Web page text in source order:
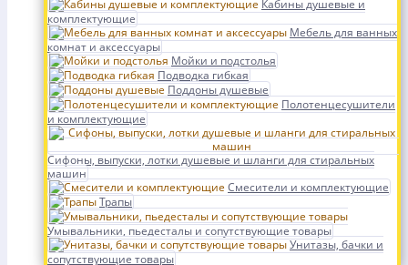
Кабины душевые и
комплектующие
Мебель для ванных
комнат и аксессуары
Мойки и подстолья
Подводка гибкая
Поддоны душевые
Полотенцесушители
и комплектующие
Сифоны, выпуски, лотки душевые и шланги для стиральных
машин
Смесители и комплектующие
Трапы
Умывальники, пьедесталы и сопутствующие товары
Унитазы, бачки и
сопутствующие товары